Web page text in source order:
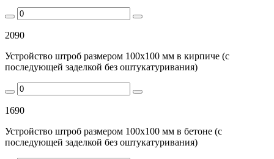
2090
Устройство штроб размером 100х100 мм в кирпиче (с
последующей заделкой без оштукатуривания)
1690
Устройство штроб размером 100х100 мм в бетоне (с
последующей заделкой без оштукатуривания)